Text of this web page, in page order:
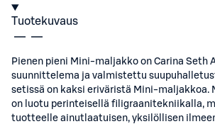
Tuotekuvaus
Pienen pieni Mini-maljakko on Carina Seth
suunnittelema ja valmistettu
setissä on kaksi eriväristä Mini-maljakkoa.
on luotu perinteisellä filigraanitekniikalla,
tuotteelle ainutlaatuisen, yksilöllisen